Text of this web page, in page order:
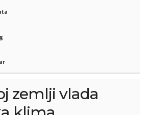
zemlji vlada